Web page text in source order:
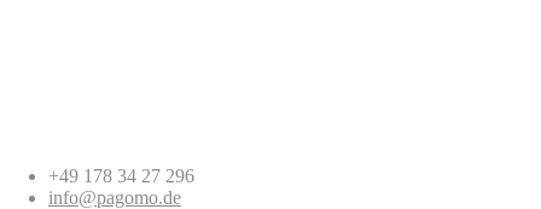
+49 178 34 27 296
info@pagomo.de